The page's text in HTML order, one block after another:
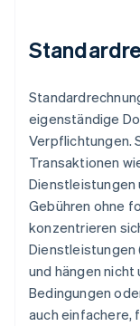
eigenständige
Verpflichtungen.
Transaktionen
Dienstleistungen
Gebühren ohne
konzentrieren
Dienstleistungen
und hängen
Bedingungen
auch einfachere,